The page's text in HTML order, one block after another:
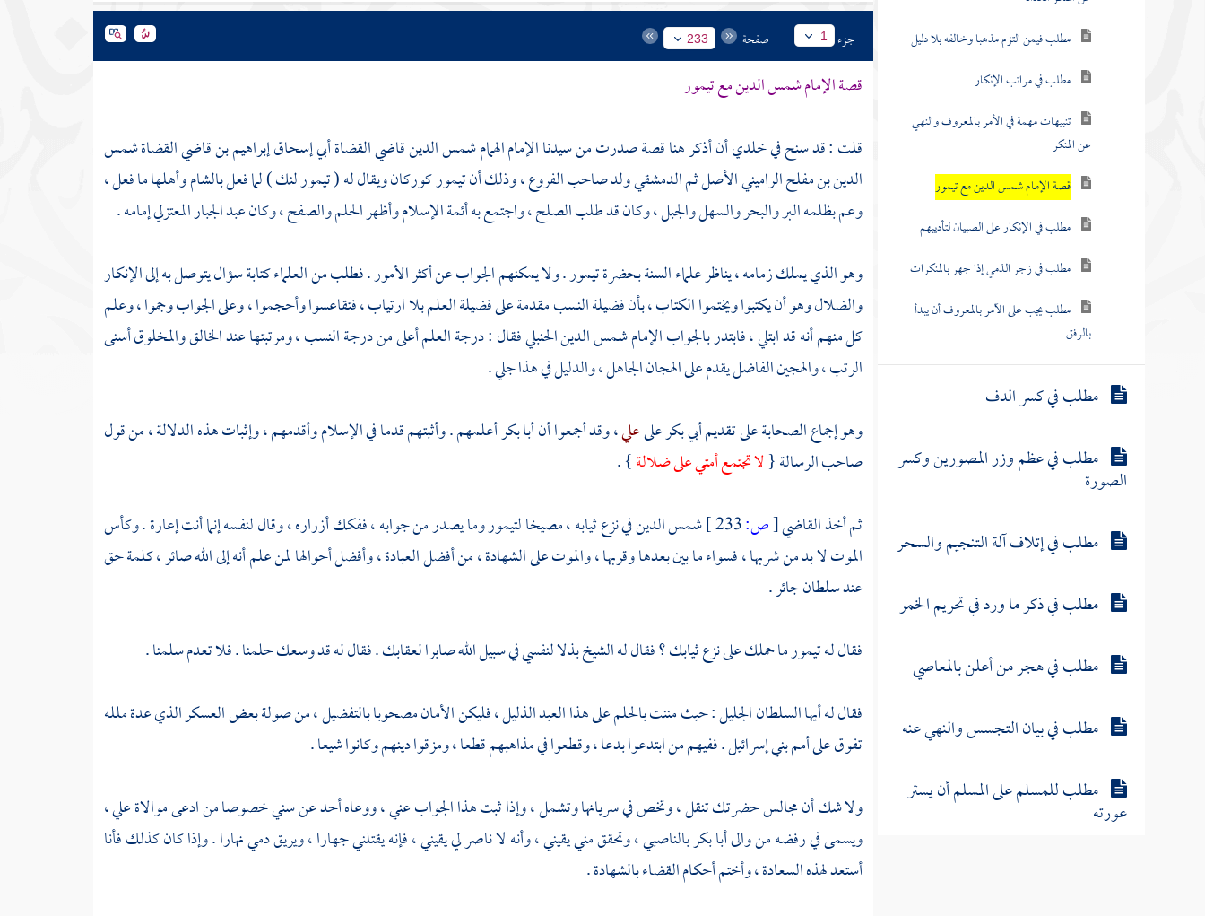
مطلب فيمن التزم مذهبا وخالفه بلا دليل
مطلب في مراتب الإنكار
تنبيهات مهمة في الأمر بالمعروف والنهي
عن المنكر
قصة الإمام شمس الدين مع تيمور
مطلب في الإنكار على الصبيان لتأديبهم
مطلب في زجر الذمي إذا جهر بالمنكرات
مطلب يجب على الآمر بالمعروف أن يبدأ
بالرفق
مطلب في كسر الدف
مطلب في عظم وزر المصورين وكسر
الصورة
مطلب في إتلاف آلة التنجيم والسحر
مطلب في ذكر ما ورد في تحريم الخمر
مطلب في هجر من أعلن بالمعاصي
مطلب في بيان التجسس والنهي عنه
مطلب للمسلم على المسلم أن يستر
عورته
جزء 1 صفحة 233
قصة الإمامشمس الدينمعتيمور
قلت : قد سنح في خلدي أن أذكر هنا قصة صدرت من سيدنا الإمام الهمام شمس الدين قاضي القضاةأبي إسحاق إبراهيم بن قاضي القضاة شمس
الدين بن مفلح الرامينيالأصل ثم الدمشقي ولد صاحب الفروع ، وذلك أنتيموركوركان ويقال له (تيمور لنك) لما فعلبالشاموأهلها ما فعل ،
وعم بظلمه البر والبحر والسهل والجبل ، وكان قد طلب الصلح ، واجتمع به أئمة الإسلام وأظهر الحلم والصفح ، وكانعبد الجبارالمعتزلي إمامه .
وهو الذي يملك زمامه ، يناظر علماء السنة بحضرةتيمور. ولا يمكنهم الجواب عن أكثر الأمور . فطلب من العلماء كتابة سؤال يتوصل به إلى الإنكار
والضلال وهو أن يكتبوا ويختموا الكتاب ، بأن فضيلة النسب مقدمة على فضيلة العلم بلا ارتياب ، فتقاعسوا وأحجموا ، وعلى الجواب وجموا ، وعلم
كل منهم أنه قد ابتلي ، فابتدر بالجواب الإمامشمس الدين الحنبليفقال : درجة العلم أعلى من درجة النسب ، ومرتبتها عند الخالق والمخلوق أسنى
الرتب ، والهجين الفاضل يقدم على الهجان الجاهل ، والدليل في هذا جلي .
وهو إجماع الصحابة على تقديمأبي بكرعلىعلي، وقد أجمعوا أنأبا بكرأعلمهم . وأثبتهم قدما في الإسلام وأقدمهم ، وإثبات هذه الدلالة ، من قول
صاحب الرسالة {لا تجتمع أمتي على ضلالة} .
ثم أخذ القاضي[ص: شمس الدينفي نزع ثيابه ، مصيخالتيموروما يصدر من جوابه ، ففكك أزراره ، وقال لنفسه إنما أنت إعارة . وكأس
الموت لا بد من شربها ، فسواء ما بين بعدها وقربها ، والموت على الشهادة ، من أفضل العبادة ، وأفضل أحوالها لمن علم أنه إلى الله صائر ، كلمة حق
عند سلطان جائر .
فقال لهتيمورما حملك على نزع ثيابك ؟ فقال له الشيخ بذلا لنفسي في سبيل الله صابرا لعقابك . فقال له قد وسعك حلمنا . فلا تعدم سلمنا .
فقال له أيها السلطان الجليل : حيث مننت بالحلم على هذا العبد الذليل ، فليكن الأمان مصحوبا بالتفضيل ، من صولة بعض العسكر الذي عدة ملله
تفوق على أممبني إسرائيل. ففيهم من ابتدعوا بدعا ، وقطعوا في مذاهبهم قطعا ، ومزقوا دينهم وكانوا شيعا .
ولا شك أن مجالس حضرتك تنقل ، وتخص في سريانها وتشمل ، وإذا ثبت هذا الجواب عني ، ووعاه أحد عن سني خصوصا من ادعى موالاة علي ،
ويسمى في رفضه من والىأبا بكربالناصبي ، وتحقق مني يقيني ، وأنه لا ناصر لي يقيني ، فإنه يقتلني جهارا ، ويريق دمي نهارا . وإذا كان كذلك فأنا
أستعد لهذه السعادة ، وأختم أحكام القضاء بالشهادة .